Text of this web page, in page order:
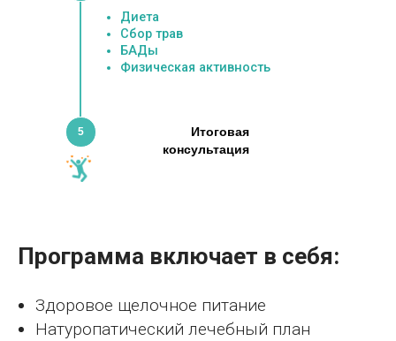
Диета
Сбор трав
БАДы
Физическая активность
5
Итоговая
консультация
Программа включает в себя:
Здоровое щелочное питание
Натуропатический лечебный план